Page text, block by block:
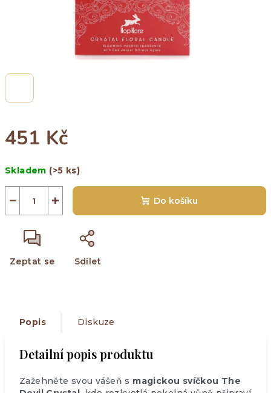
451 Kč
cena:
Skladem (>5 ks)
+
− Do košíku
Zeptat se Sdílet
Popis Diskuze
Detailní popis produktu
Zažehněte svou vášeň s magickou svíčkou The